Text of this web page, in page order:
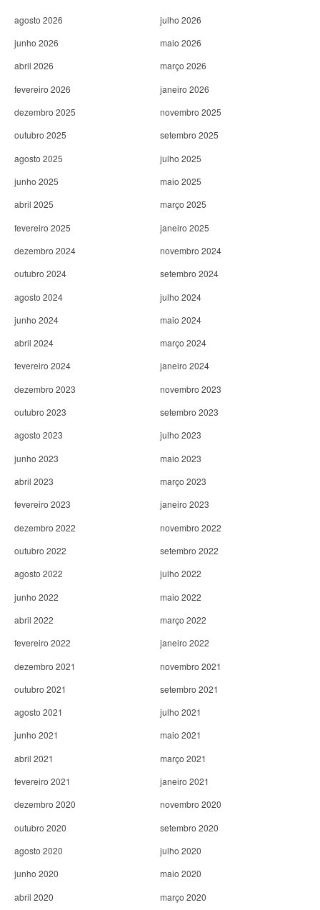
agosto 2026
julho 2026
junho 2026
maio 2026
abril 2026
março 2026
fevereiro 2026
janeiro 2026
dezembro 2025
novembro 2025
outubro 2025
setembro 2025
agosto 2025
julho 2025
junho 2025
maio 2025
abril 2025
março 2025
fevereiro 2025
janeiro 2025
dezembro 2024
novembro 2024
outubro 2024
setembro 2024
agosto 2024
julho 2024
junho 2024
maio 2024
abril 2024
março 2024
fevereiro 2024
janeiro 2024
dezembro 2023
novembro 2023
outubro 2023
setembro 2023
agosto 2023
julho 2023
junho 2023
maio 2023
abril 2023
março 2023
fevereiro 2023
janeiro 2023
dezembro 2022
novembro 2022
outubro 2022
setembro 2022
agosto 2022
julho 2022
junho 2022
maio 2022
abril 2022
março 2022
fevereiro 2022
janeiro 2022
dezembro 2021
novembro 2021
outubro 2021
setembro 2021
agosto 2021
julho 2021
junho 2021
maio 2021
abril 2021
março 2021
fevereiro 2021
janeiro 2021
dezembro 2020
novembro 2020
outubro 2020
setembro 2020
agosto 2020
julho 2020
junho 2020
maio 2020
abril 2020
março 2020